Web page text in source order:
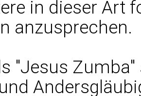
in dieser Art
anzusprechen.
"Jesus